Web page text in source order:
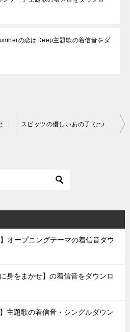
の恋はDeep主題歌の着信音をダ
コイワズライ【Aimer】白雪とオオカミくんには騙されない｜ＥＤ曲の着信音配信情報 スピッツの優しいあの子 なつぞら主題歌の着信音ダウンロード
オープニングテーマの着信音ダウ
身をまかせ】の着信音をダウンロ
主題歌の着信音・シングルダウン